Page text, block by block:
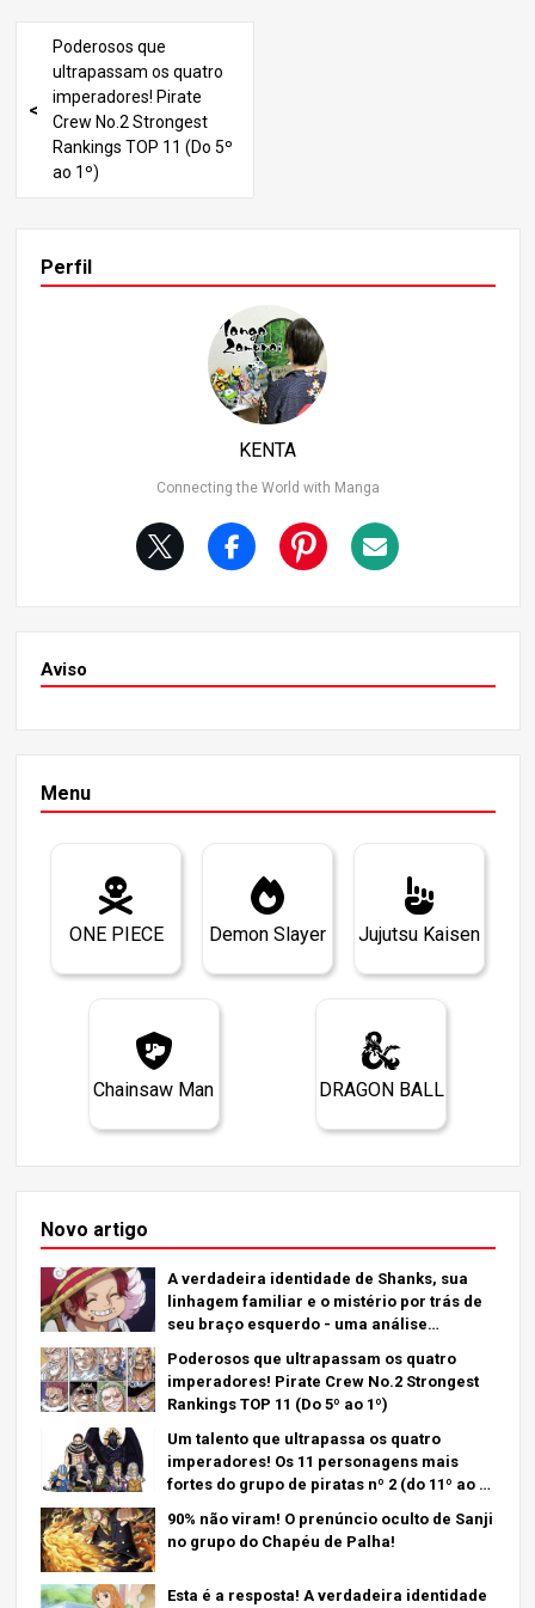
s e provocou discussões acaloradas entre os fãs. Neste
post, vou aprofundar os detalhes revelados em FILM RE
D para descobrir a verdadeira identidade de Shanks. 1. A
s origens surpreendentes de Shanks O FILME RED revela
novas informações sobre o passado de Shanks, lançand
o luz sobre algumas verdades chocantes escondidas po
estado envolvido no Incidente de God Valley. Foi revelado
que Shanks foi criado por Gol D. Roger em God Valley, o q
ue indica que ele é muito mais do que apenas o capitão
dos Piratas de Cabelo Vermelho. O Incidente do Vale de
Deus foi o evento em que os Piratas Roger e os Piratas
Rocks se enfrentaram numa batalha feroz, resultando n
uma derrota devastadora para os Piratas Rocks. Embor
idente, o facto de ter sido criado por Roger sugere forte
mente uma ligação profunda aos Piratas Roger.
Poderosos que
ultrapassam os quatro
imperadores! Pirate
Crew No.2 Strongest
Rankings TOP 11 (Do 5º
ao 1º)
Perfil
KENTA
Connecting the World with Manga
Aviso
Menu
ONE PIECE Demon Slayer Jujutsu Kaisen
Chainsaw Man DRAGON BALL
Novo artigo
A verdadeira identidade de Shanks, sua
linhagem familiar e o mistério por trás de
seu braço esquerdo - uma análise
Poderosos que ultrapassam os quatro
imperadores! Pirate Crew No.2 Strongest
Rankings TOP 11 (Do 5º ao 1º)
Um talento que ultrapassa os quatro
imperadores! Os 11 personagens mais
fortes do grupo de piratas nº 2 (do 11º ao 6º
90% não viram! O prenúncio oculto de Sanji
no grupo do Chapéu de Palha!
Esta é a resposta! A verdadeira identidade